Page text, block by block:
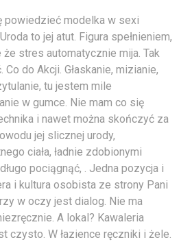
powiedzieć modelka w sexi
to jej atut. Figura spełnieniem,
stres automatycznie mija. Tak
do Akcji. Głaskanie, mizianie,
tu jestem mile
w gumce. Nie mam co się
i nawet można skończyć za
jej slicznej urody,
ciała, ładnie zdobionymi
pociągnąć, . Jedna pozycja i
i kultura osobista ze strony Pani
w oczy jest dialog. Nie ma
A lokal? Kawaleria
czysto. W łazience ręczniki i żele.